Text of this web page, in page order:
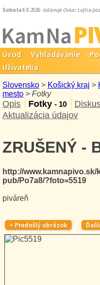
Sobota 8.8.2026 oslavuje Oskarzajtra
Kam Na
Úvod Vyhľadávanie
Užívatelia
Slovensko > Košický kraj >
mesto > Fotky
Opis Fotky - 10
Aktualizácia údajov
ZRUŠENÝ -
http://
pub/Po7a8/?foto=5519
piváreň